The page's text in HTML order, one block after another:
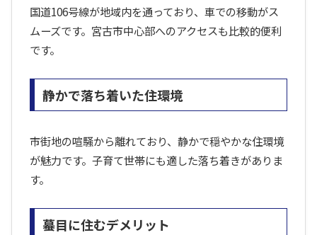
国道106号線が地域内を通っており、車での移動がス
ムーズです。宮古市中心部へのアクセスも比較的便利
です。
静かで落ち着いた住環境
市街地の喧騒から離れており、静かで穏やかな住環境
が魅力です。子育て世帯にも適した落ち着きがありま
す。
蟇目に住むデメリット